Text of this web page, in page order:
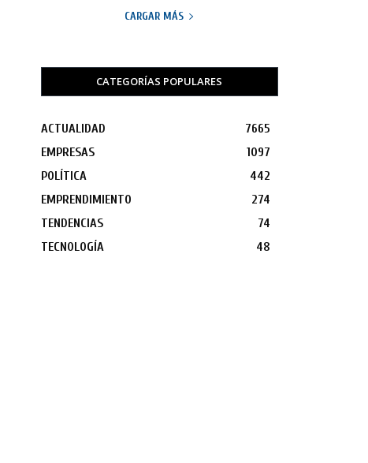
CARGAR MÁS
CATEGORÍAS POPULARES
ACTUALIDAD
7665
EMPRESAS
1097
POLÍTICA
442
EMPRENDIMIENTO
274
TENDENCIAS
74
TECNOLOGÍA
48